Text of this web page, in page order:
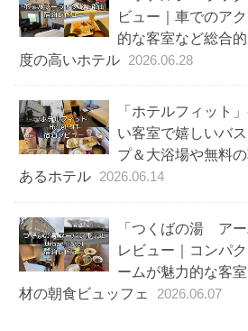
ビュー｜車でのア
的な客室など総合
度の高いホテル
2026.06.28
「ホテルフィット
い客室で嬉しいバ
プ＆大浴場や無料
あるホテル
2026.06.14
「つくばの湯 ア
レビュー｜コンパ
ームが魅力的な客
材の朝食ビュッフェ
2026.06.07